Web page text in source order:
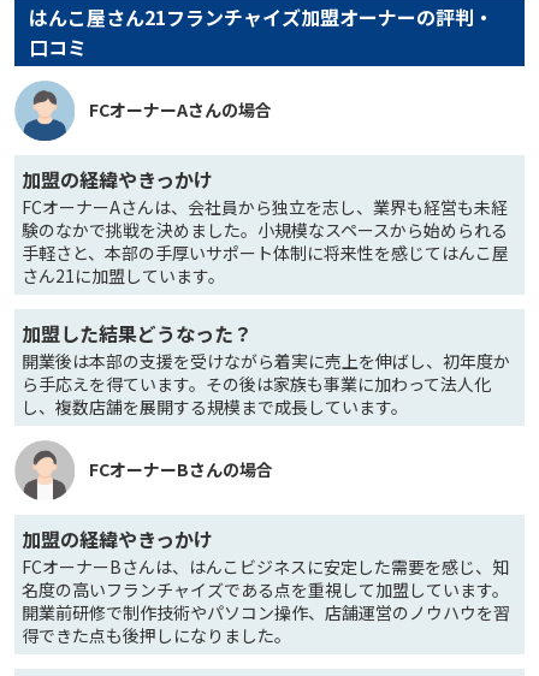
はんこ屋さん21フランチャイズ加盟オーナーの評判・
口コミ
FCオーナーAさんの場合
加盟の経緯やきっかけ
FCオーナーAさんは、会社員から独立を志し、業界も経営も未経
験のなかで挑戦を決めました。小規模なスペースから始められる
手軽さと、本部の手厚いサポート体制に将来性を感じてはんこ屋
さん21に加盟しています。
加盟した結果どうなった？
開業後は本部の支援を受けながら着実に売上を伸ばし、初年度か
ら手応えを得ています。その後は家族も事業に加わって法人化
し、複数店舗を展開する規模まで成長しています。
FCオーナーBさんの場合
加盟の経緯やきっかけ
FCオーナーBさんは、はんこビジネスに安定した需要を感じ、知
名度の高いフランチャイズである点を重視して加盟しています。
開業前研修で制作技術やパソコン操作、店舗運営のノウハウを習
得できた点も後押しになりました。